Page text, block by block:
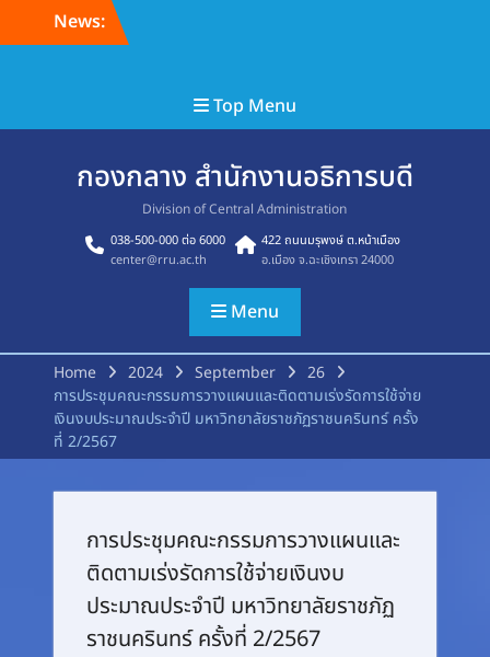
News:
Top Menu
กองกลาง สำนักงานอธิการบดี
Division of Central Administration
038-500-000 ต่อ 6000
center@rru.ac.th
422 ถนนมรุพงษ์ ต.หน้าเมือง
อ.เมือง จ.ฉะเชิงเทรา 24000
Menu
Home 2024 September
26
การประชุมคณะกรรมการวางแผนและติดตามเร่งรัดการใช้จ่าย
เงินงบประมาณประจำปี มหาวิทยาลัยราชภัฏราชนครินทร์ ครั้ง
ที่ 2/2567
การประชุมคณะกรรมการวางแผนและ
ติดตามเร่งรัดการใช้จ่ายเงินงบ
ประมาณประจำปี มหาวิทยาลัยราชภัฏ
ราชนครินทร์ ครั้งที่ 2/2567